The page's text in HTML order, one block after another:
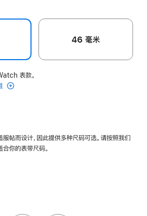
46 毫米
表款。
帖而设计，因此提供多种尺码可选。请按照我们
你的表带尺码。